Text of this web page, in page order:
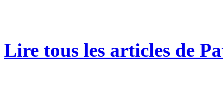
Lire tous les articles de